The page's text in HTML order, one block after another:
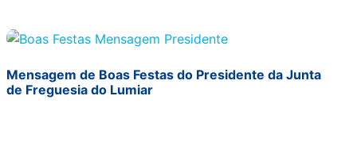
Mensagem de Boas Festas do Presidente da Junta
de Freguesia do Lumiar